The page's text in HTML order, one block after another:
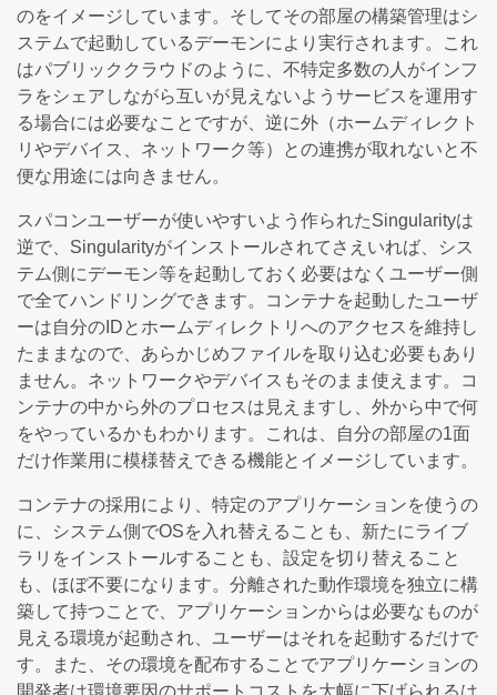
のをイメージしています。そしてその部屋の構築管理はシ
ステムで起動しているデーモンにより実行されます。これ
はパブリッククラウドのように、不特定多数の人がインフ
ラをシェアしながら互いが見えないようサービスを運用す
る場合には必要なことですが、逆に外（ホームディレクト
リやデバイス、ネットワーク等）との連携が取れないと不
便な用途には向きません。
スパコンユーザーが使いやすいよう作られたSingularityは
逆で、Singularityがインストールされてさえいれば、シス
テム側にデーモン等を起動しておく必要はなくユーザー側
で全てハンドリングできます。コンテナを起動したユーザ
ーは自分のIDとホームディレクトリへのアクセスを維持し
たままなので、あらかじめファイルを取り込む必要もあり
ません。ネットワークやデバイスもそのまま使えます。コ
ンテナの中から外のプロセスは見えますし、外から中で何
をやっているかもわかります。これは、自分の部屋の1面
だけ作業用に模様替えできる機能とイメージしています。
コンテナの採用により、特定のアプリケーションを使うの
に、システム側でOSを入れ替えることも、新たにライブ
ラリをインストールすることも、設定を切り替えること
も、ほぼ不要になります。分離された動作環境を独立に構
築して持つことで、アプリケーションからは必要なものが
見える環境が起動され、ユーザーはそれを起動するだけで
す。また、その環境を配布することでアプリケーションの
開発者は環境要因のサポートコストを大幅に下げられるは